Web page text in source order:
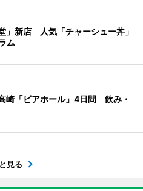
」新店 人気「チャーシュー丼」
ム
崎「ビアホール」4日間 飲み・
見る